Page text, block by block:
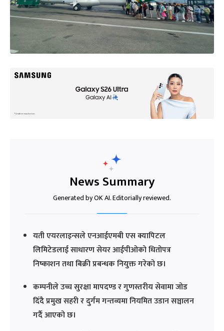
News Summary
Generated by OK AI. Editorially reviewed.
यती एयरलाइन्सले एनआईएमबी एस क्यापिटल
लिमिटेडलाई साधारण सेयर आईपीओको धितोपत्र
निष्काशन तथा बिक्री प्रबन्धक नियुक्त गरेको छ।
कम्पनीले उच्च सुरक्षा मापदण्ड र गुणस्तरीय सेवामा जोड
दिँदै प्रमुख सहरी र दुर्गम गन्तव्यमा नियमित उडान सञ्चालन
गर्दै आएको छ।